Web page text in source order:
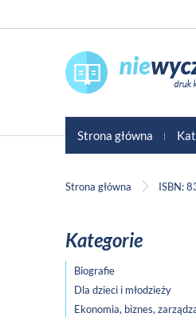
Strona główna
Strona główna ISBN:
Kategorie
Biografie
Dla dzieci i młodzieży
Ekonomia, biznes,